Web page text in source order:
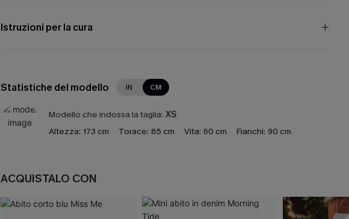
Istruzioni per la cura
Statistiche del modello IN CM
Modello che indossa la taglia: XS
Altezza: 173 cm Torace: 85 cm Vita: 60 cm Fianchi: 90 cm
ACQUISTALO CON